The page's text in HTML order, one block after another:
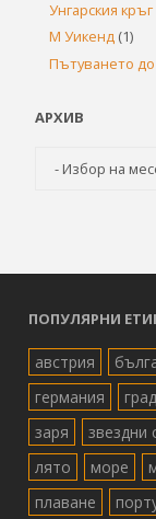
Унгарския кръг
М Уикенд (1)
Пътуването до
АРХИВ
ПОПУЛЯРНИ
австрия
германия
град
заря
звездни
лято
море
плаване